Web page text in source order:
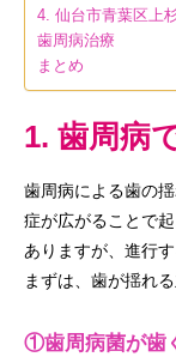
4. 仙台市青葉区上
歯周病治療
まとめ
1. 歯周病
歯周病による歯の
症が広がることで
ありますが、進行
まずは、歯が揺れ
①歯周病菌が歯